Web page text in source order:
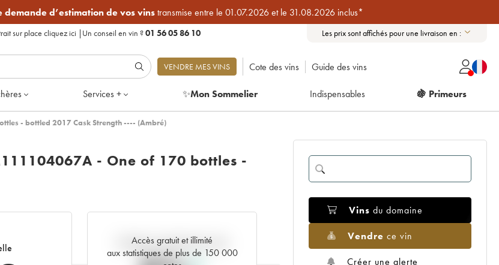
d’estimation de vos vinstransmise entre le 01.07.2026 et le 31.08.2026 inclus*
sur place cliquez ici | Un conseil en vin ?01 56 05 86 10 Les prix sont affichés pour une livraison en :
VENDRE MES VINS Cote des vins Guide des vins
Services + ✨Mon Sommelier Indispensables 🍇 Primeurs
- bottled 2017 Cask Strength ---- (Ambré)
- One of 170 bottles -
Accès gratuit et illimité
aux statistiques de plus de 150 000
Tendance actuelle de la cote
Vins du domaine
Vendre ce vin
Créer une alerte